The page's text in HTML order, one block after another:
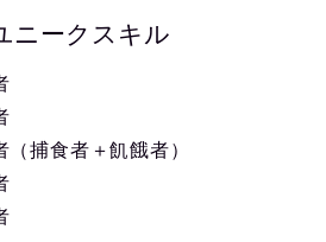
ニークスキル
（捕食者＋飢餓者）